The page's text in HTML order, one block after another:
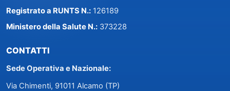
Registrato a RUNTS N.: 126189
Ministero della Salute N.: 373228
CONTATTI
Sede Operativa e Nazionale:
Via Chimenti, 91011 Alcamo (TP)